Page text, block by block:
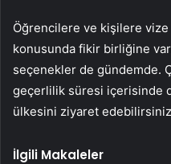
Öğrencilere ve kişilere vize
konusunda fikir birliğine
seçenekler de gündemde.
geçerlilik süresi içerisinde
ülkesini ziyaret
İlgili Makaleler